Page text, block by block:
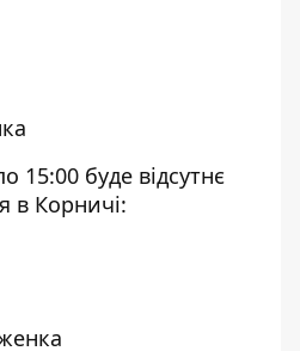
15:00 буде відсутнє
в Корничі: